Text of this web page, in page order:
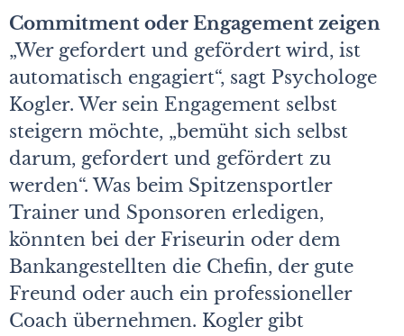
Commitment oder Engagement zeigen
„Wer gefordert und gefördert wird, ist
automatisch engagiert“, sagt Psychologe
Kogler. Wer sein Engagement selbst
steigern möchte, „bemüht sich selbst
darum, gefordert und gefördert zu
werden“. Was beim Spitzensportler
Trainer und Sponsoren erledigen,
könnten bei der Friseurin oder dem
Bankangestellten die Chefin, der gute
Freund oder auch ein professioneller
Coach übernehmen. Kogler gibt